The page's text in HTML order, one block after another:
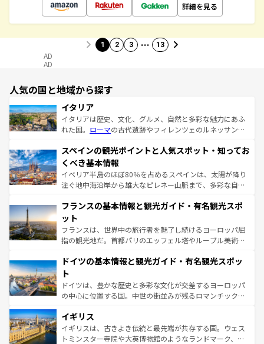
詳細を見る
1 2 3 … 13
AD
AD
人気の国と地域から探す
イタリア
イタリアは歴史、文化、グルメ、自然と多彩な魅力にあふ
れた国。 ローマの古代遺跡やフィレンツェのルネッサンス
ろん、トスカーナの美しい田園風景やアマルフィ海岸の絶
景など、自然景観も見逃せない。観光の合間には、本場の
ピザやパスタなど、絶品のイタリア料理を堪能することも
できる。朝目覚めてから夜眠るまで、すべての瞬間を楽し
なお、新着のイタリア情報はコンテンツ一覧を参照してほ
しい。
スペインの観光ポイントと人気スポット・知ってお
くべき基本情報
イベリア半島のほぼ80％を占めるスペインは、太陽が降り
注ぐ地中海沿岸から雄大なピレネー山脈まで、多彩な自然
文化が根付くこの国では、情熱的なフラメンコ、熱気あふ
れる闘牛、そして美味しいタパスが生活の一部となってい
る。首都マドリードの洗練された雰囲気や、バルセロナの
アートに溢れた街角から、地方では古代ローマ遺跡や中世
せる。地方によって風土や気候が異なるスペインはその個
ンテンツ一覧 を参照してほしい。
フランスの基本情報と観光ガイド・有名観光スポ
ット
フランスは、世界中の旅行者を魅了し続けるヨーロッパ屈
指の観光地だ。首都パリのエッフェル塔やルーブル美術館
で、幅広い魅力が詰まっている。華麗な宮殿、歴史的な大
聖堂、美しいビーチ、そして豊かな自然が、訪れる者を心
から魅了する。また、フランスは美食の国としても知ら
れ、フランス料理はユネスコ無形文化遺産にも登録されて
香り高いラベンダー畑など、多彩な楽しみ方が可能だ。さ
らに、パリ以外の地域にも魅力が溢れており、どの街角に
も豊かな歴史と文化が息づいている。パリ以外の個性あふ
ドイツの基本情報と観光ガイド・有名観光スポッ
ト
ドイツは、豊かな歴史と多彩な文化が交差するヨーロッパ
の中心に位置する国。中世の街並みが残るロマンチック街
顔を持つこの国は、どこを歩いても飽きることがない。ベ
ルリンの文化的活気、バイエルン州のアルプスの絶景、そ
してライン川沿いのワイン畑といった風景は必見。ビール
イギリス
イギリスは、古きよき伝統と最先端が共存する国。ウェス
トミンスター寺院や大英博物館のようなランドマーク、歴